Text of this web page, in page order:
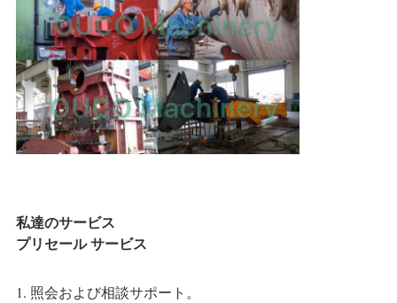
私達のサービス
プリセール サービス
1. 照会および相談サポート。